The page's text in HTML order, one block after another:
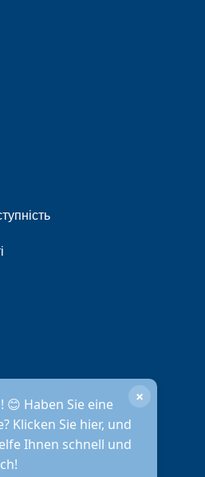
😊 Haben Sie eine
Klicken Sie hier, und
Ihnen schnell und
×
адміністрації